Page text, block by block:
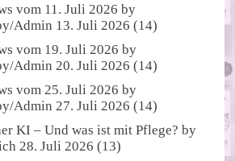
vom 11. Juli 2026 by
Admin 13. Juli 2026 (14)
vom 19. Juli 2026 by
Admin 20. Juli 2026 (14)
vom 25. Juli 2026 by
Admin 27. Juli 2026 (14)
KI – Und was ist mit Pflege? by
28. Juli 2026 (13)